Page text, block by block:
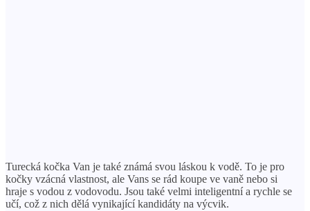
Turecká kočka Van je také známá svou láskou k vodě. To je pro
kočky vzácná vlastnost, ale Vans se rád koupe ve vaně nebo si
hraje s vodou z vodovodu. Jsou také velmi inteligentní a rychle se
učí, což z nich dělá vynikající kandidáty na výcvik.